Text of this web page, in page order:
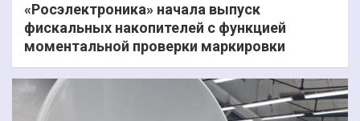
«Росэлектроника» начала выпуск
фискальных накопителей с функцией
моментальной проверки маркировки